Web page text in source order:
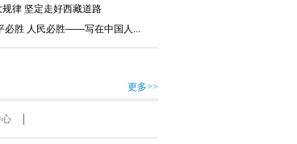
律 坚定走好西藏道路
必胜 人民必胜——写在中国人...
更多>>